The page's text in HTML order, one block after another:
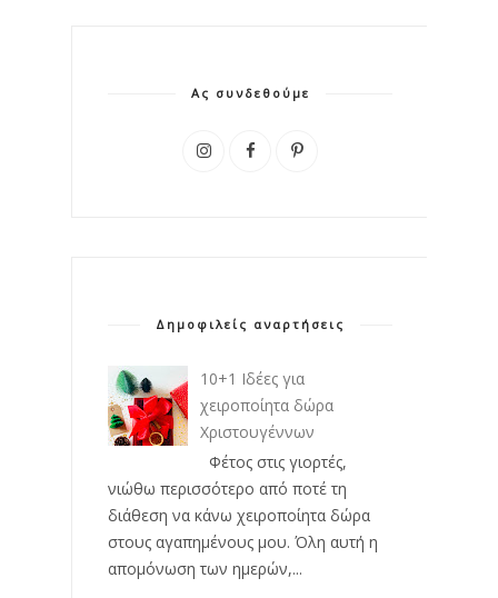
Ας συνδεθούμε
Δημοφιλείς αναρτήσεις
10+1 Ιδέες για
χειροποίητα δώρα
Χριστουγέννων
Φέτος στις γιορτές,
νιώθω περισσότερο από ποτέ τη
διάθεση να κάνω χειροποίητα δώρα
στους αγαπημένους μου. Όλη αυτή η
απομόνωση των ημερών,...